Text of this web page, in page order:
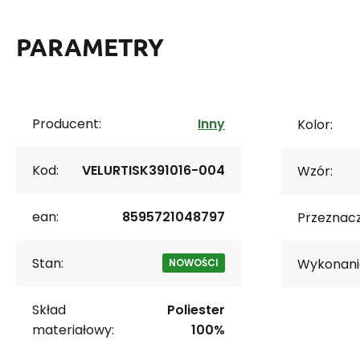
PARAMETRY
Producent: Inny
Kod: VELURTISK391016-004
ean: 8595721048797
Stan: NOWOŚCI
Skład
materiałowy:
Poliester
100%
Kolor:
Wzór: